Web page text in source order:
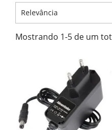
Relevância
Mostrando 1-5 de um